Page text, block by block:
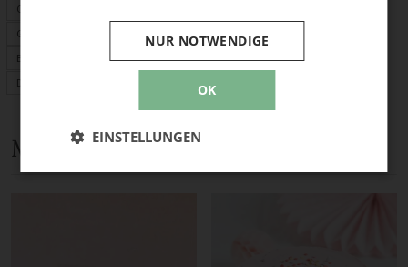
Osterdeko
Garten
Basteln mit Kindern
Deko
Mehr Anleitungen und DIY-Ideen
OK
NUR NOTWENDIGE
EINSTELLUNGEN